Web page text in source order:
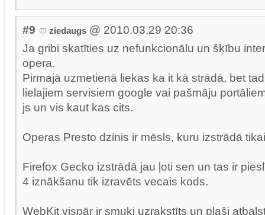
#9 ziedaugs @ 2010.03.29 20:36
Ja gribi skatīties uz nefunkcionālu un šķību
opera.
Pirmajā uzmetienā liekas ka it kā strādā, bet
lielajiem servisiem google vai pašmāju
js un vis kaut kas cits.
Operas Presto dzinis ir mēsls, kuru izstrādā
Firefox Gecko izstrādā jau ļoti sen un tas ir
4 iznākšanu tik izravēts vecais kods.
WebKit vispār ir smuki uzrakstīts un plaši